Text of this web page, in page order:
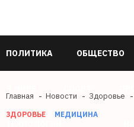
ПОЛИТИКА ОБЩЕСТВО
Главная Новости Здоровье
ЗДОРОВЬЕ МЕДИЦИНА